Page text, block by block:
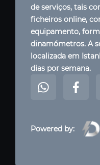
de serviços, tais
ficheiros online,
equipamento,
dinamómetros. A
localizada em
dias por semana.
Powered by: